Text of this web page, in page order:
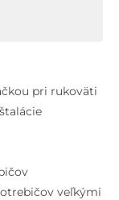
pri rukoväti
veľkými